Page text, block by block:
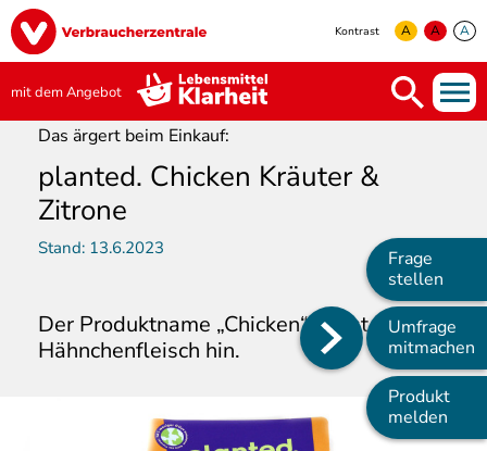
Direkt
zum
Inhalt
Image
Kontrast A A A
mit dem Angebot
Main
navigation
Frage
stellen
Umfrage
mitmachen
Produkt
melden
Das ärgert beim Einkauf:
planted. Chicken Kräuter &
Zitrone
Stand: 13.6.2023
Der Produktname „Chicken“ weist auf
Hähnchenfleisch hin.